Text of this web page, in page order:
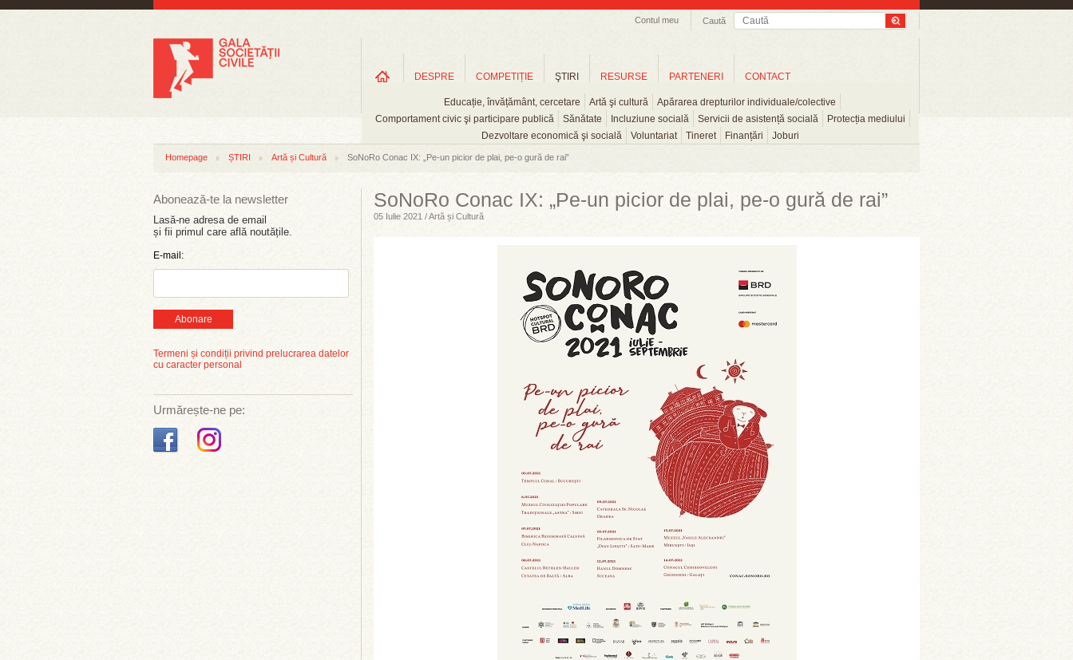
Caută
Contul meu
DESPRE COMPETIȚIE ŞTIRI
Educație, învățământ, cercetare Artă şi cultură
Apărarea drepturilor individuale/colective
Comportament civic şi participare publică
Sănătate Incluziune socială Servicii de asistență socială
Protecția mediului
Dezvoltare economică şi socială
Voluntariat Tineret Finanțări Joburi
RESURSE PARTENERI CONTACT
Homepage ȘTIRI Artă și Cultură SoNoRo Conac IX: „Pe-un picior de plai, pe-o gură de rai”
Abonează-te la newsletter
Lasă-ne adresa de email
și fii primul care află noutățile.
E-mail:
Abonare
Termeni și condiții privind prelucrarea datelor
cu caracter personal
Urmărește-ne pe:
SoNoRo Conac IX: „Pe-un picior de plai, pe-o gură de rai”
05 Iulie 2021 / Artă și Cultură